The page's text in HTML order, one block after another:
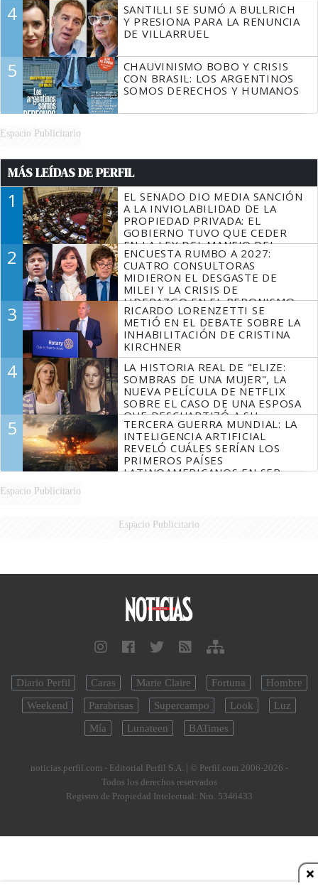
4
SANTILLI SE SUMÓ A BULLRICH
Y PRESIONA PARA LA RENUNCIA
DE VILLARRUEL
5
CHAUVINISMO BOBO Y CRISIS
CON BRASIL: LOS ARGENTINOS
SOMOS DERECHOS Y HUMANOS
Espacio Publicitario
MÁS LEÍDAS DE PERFIL
1
EL SENADO DIO MEDIA SANCIÓN
A LA INVIOLABILIDAD DE LA
PROPIEDAD PRIVADA: EL
GOBIERNO TUVO QUE CEDER
EN LA LEY DEL MANEJO DEL
FUEGO
2
ENCUESTA RUMBO A 2027:
CUATRO CONSULTORAS
MIDIERON EL DESGASTE DE
MILEI Y LA CRISIS DE
LIDERAZGO EN EL PERONISMO
3
RICARDO LORENZETTI SE
METIÓ EN EL DEBATE SOBRE LA
INHABILITACIÓN DE CRISTINA
KIRCHNER
4
LA HISTORIA REAL DE "ELIZE:
SOMBRAS DE UNA MUJER", LA
NUEVA PELÍCULA DE NETFLIX
SOBRE EL CASO DE UNA ESPOSA
QUE DESCUARTIZÓ A SU
MARIDO
5
TERCERA GUERRA MUNDIAL: LA
INTELIGENCIA ARTIFICIAL
REVELÓ CUÁLES SERÍAN LOS
PRIMEROS PAÍSES
LATINOAMERICANOS EN SER
Espacio Publicitario
Espacio Publicitario
Diario Perfil Caras Marie Claire Fortuna
Hombre
Weekend
Parabrisas Supercampo Look
Luz
Mía
Lunateen BATimes
noticias.perfil.com - Editorial Perfil S.A. | © Perfil.com 2006-2026 -
Todos los derechos reservados
Registro de Propiedad Intelectual: Nro. 5346433